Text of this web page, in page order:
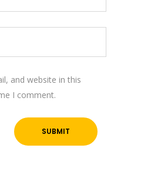
and website in this
I comment.